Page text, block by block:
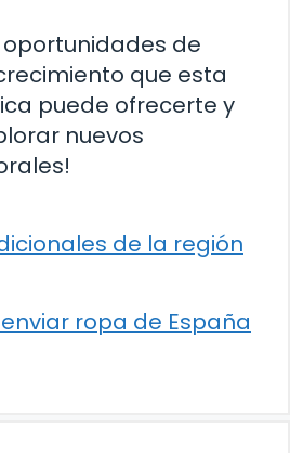
de
que esta
puede ofrecerte y
nuevos
de la región
ropa de España